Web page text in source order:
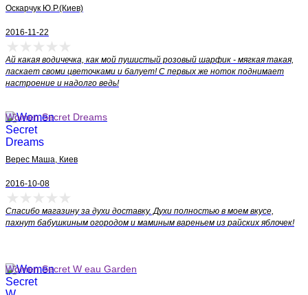
Оскарчук Ю.Р.(Киев)
2016-11-22
Ай какая водичечка, как мой пушистый розовый шарфик - мягкая такая,
ласкает своми цветочками и балует! С первых же ноток поднимает
настроение и надолго ведь!
Women Secret Dreams
Верес Маша, Киев
2016-10-08
Спасибо магазину за духи доставку. Духи полностью в моем вкусе,
пахнут бабушкиным огородом и маминым вареньем из райских яблочек!
Women Secret W eau Garden